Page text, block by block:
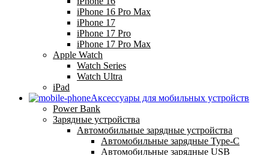
iPhone 16 Pro Max
iPhone 17
iPhone 17 Pro
iPhone 17 Pro Max
Apple Watch
Watch Series
Watch Ultra
iPad
Аксессуары для мобильных устройств
Power Bank
Зарядные устройства
Автомобильные зарядные устройства
Автомобильные зарядные Type-C
Автомобильные зарядные USB